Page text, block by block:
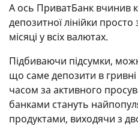
А ось ПриватБанк вчинив
депозитної лінійки
місяці у всіх валютах.
Підбиваючи підсумки,
що саме депозити в
часом за активного
банками стануть
продуктами, виходячи з